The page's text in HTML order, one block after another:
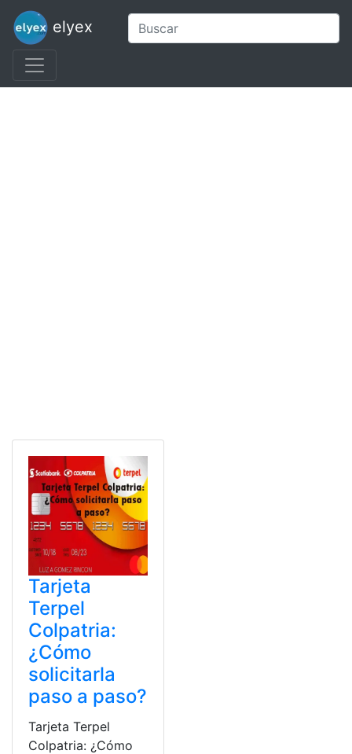
elyex
Tarjeta
Terpel
Colpatria:
¿Cómo
solicitarla
paso a paso?
Tarjeta Terpel
Colpatria: ¿Cómo